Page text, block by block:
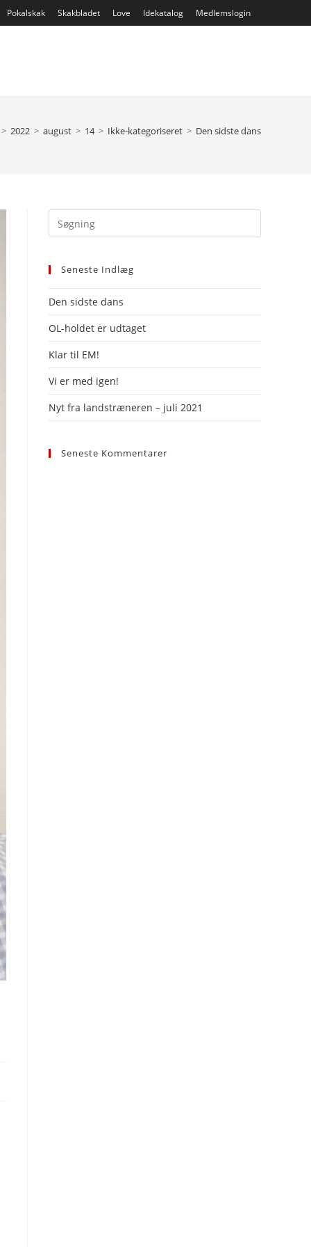
Pokalskak Skakbladet Love Idekatalog Medlemslogin
> 2022 > august > 14 > Ikke-kategoriseret > Den sidste dans
Escape
Seneste Indlæg
Den sidste dans
OL-holdet er udtaget
Klar til EM!
Vi er med igen!
Nyt fra landstræneren – juli 2021
Seneste Kommentarer